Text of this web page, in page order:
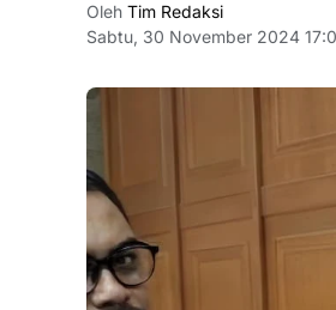
Oleh Tim Redaksi
Sabtu, 30 November 2024